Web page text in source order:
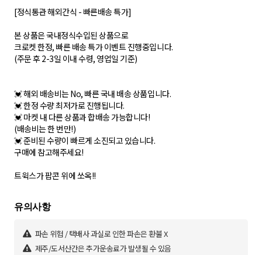
[정식통관 해외간식 - 빠른배송 특가]
본 상품은 국내정식수입된 상품으로
크로켓 한정, 빠른 배송 특가 이벤트 진행중입니다.
(주문 후 2-3일 이내 수령, 영업일 기준)
💓 해외 배송비는 No, 빠른 국내 배송 상품입니다.
💓 한정 수량 최저가로 진행됩니다.
💓 마켓 내 다른 상품과 합배송 가능합니다!
(배송비는 한 번만!)
💓 준비된 수량이 빠르게 소진되고 있습니다.
구매에 참고해주세요!
트윅스가 팝콘 위에 쏘옥!!
유의사항
파손 위험 / 택배사 과실로 인한 파손은 환불 X
제주/도서산간은 추가운송료가 발생될 수 있음